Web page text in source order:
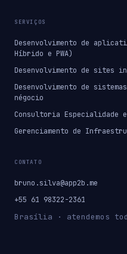
SERVIÇOS
Desenvolvimento de
Híbrido e PWA)
Desenvolvimento de sites
Desenvolvimento de
négocio
Consultoria Especialidade
Gerenciamento de
CONTATO
bruno.silva@app2b.me
+55 61 98322-2361
Brasília · atendemos